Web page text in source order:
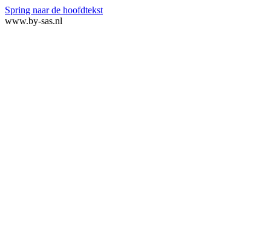
Spring naar de hoofdtekst
www.by-sas.nl